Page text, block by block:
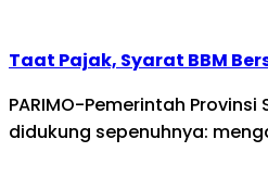
Taat Pajak, Syarat BBM
PARIMO-Pemerintah
didukung sepenuhnya: